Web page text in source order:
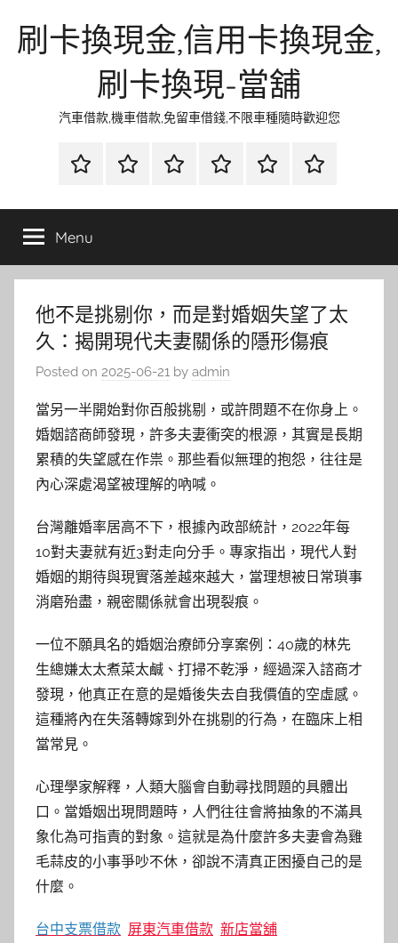
刷卡換現金,信用卡換現金,
刷卡換現-當舖
汽車借款,機車借款,免留車借錢,不限車種隨時歡迎您
首
當
金
網
資
流
時
環
清
聯
徵
Menu
他不是挑剔你，而是對婚姻失望了太
久：揭開現代夫妻關係的隱形傷痕
Posted on 2025-06-21 by admin
當另一半開始對你百般挑剔，或許問題不在你身上。
婚姻諮商師發現，許多夫妻衝突的根源，其實是長期
累積的失望感在作祟。那些看似無理的抱怨，往往是
內心深處渴望被理解的吶喊。
台灣離婚率居高不下，根據內政部統計，2022年每
10對夫妻就有近3對走向分手。專家指出，現代人對
婚姻的期待與現實落差越來越大，當理想被日常瑣事
消磨殆盡，親密關係就會出現裂痕。
一位不願具名的婚姻治療師分享案例：40歲的林先
生總嫌太太煮菜太鹹、打掃不乾淨，經過深入諮商才
發現，他真正在意的是婚後失去自我價值的空虛感。
這種將內在失落轉嫁到外在挑剔的行為，在臨床上相
當常見。
心理學家解釋，人類大腦會自動尋找問題的具體出
口。當婚姻出現問題時，人們往往會將抽象的不滿具
象化為可指責的對象。這就是為什麼許多夫妻會為雞
毛蒜皮的小事爭吵不休，卻說不清真正困擾自己的是
什麼。
台中支票借款 屏東汽車借款 新店當舖